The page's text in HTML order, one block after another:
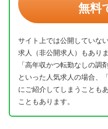
無料
サイト上では公開していな
求人（非公開求人）もあり
「高年収かつ転勤なしの調
といった人気求人の場合、
にご紹介してしまうことも
こともあります。